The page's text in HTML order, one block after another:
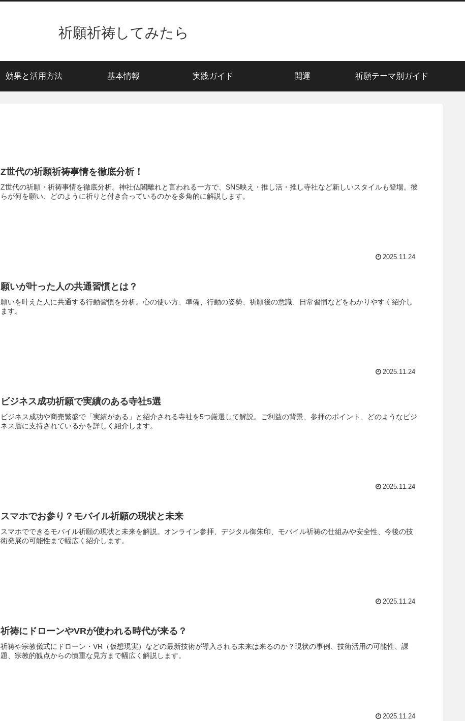
祈願祈祷してみたら
効果と活用方法 基本情報 実践ガイド 開運 祈願テーマ別ガイド
Z世代の祈願祈祷事情を徹底分析！
Z世代の祈願・祈祷事情を徹底分析。神社仏閣離れと言われる一方で、SNS映え・推し活・推し寺社など新しいスタイルも登場。彼
らが何を願い、どのように祈りと付き合っているのかを多角的に解説します。
2025.11.24
願いが叶った人の共通習慣とは？
願いを叶えた人に共通する行動習慣を分析。心の使い方、準備、行動の姿勢、祈願後の意識、日常習慣などをわかりやすく紹介し
ます。
2025.11.24
ビジネス成功祈願で実績のある寺社5選
ビジネス成功や商売繁盛で「実績がある」と紹介される寺社を5つ厳選して解説。ご利益の背景、参拝のポイント、どのようなビジ
ネス層に支持されているかを詳しく紹介します。
2025.11.24
スマホでお参り？モバイル祈願の現状と未来
スマホでできるモバイル祈願の現状と未来を解説。オンライン参拝、デジタル御朱印、モバイル祈祷の仕組みや安全性、今後の技
術発展の可能性まで幅広く紹介します。
2025.11.24
祈祷にドローンやVRが使われる時代が来る？
祈祷や宗教儀式にドローン・VR（仮想現実）などの最新技術が導入される未来は来るのか？現状の事例、技術活用の可能性、課
題、宗教的観点からの慎重な見方まで幅広く解説します。
2025.11.24